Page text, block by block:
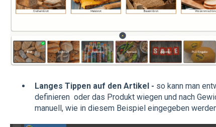
Langes Tippen auf den Artikel - so kann man
definieren oder das Produkt wiegen und nach
manuell, wie in diesem Beispiel eingegeben